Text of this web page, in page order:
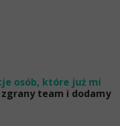
osób, które już mi
team i dodamy